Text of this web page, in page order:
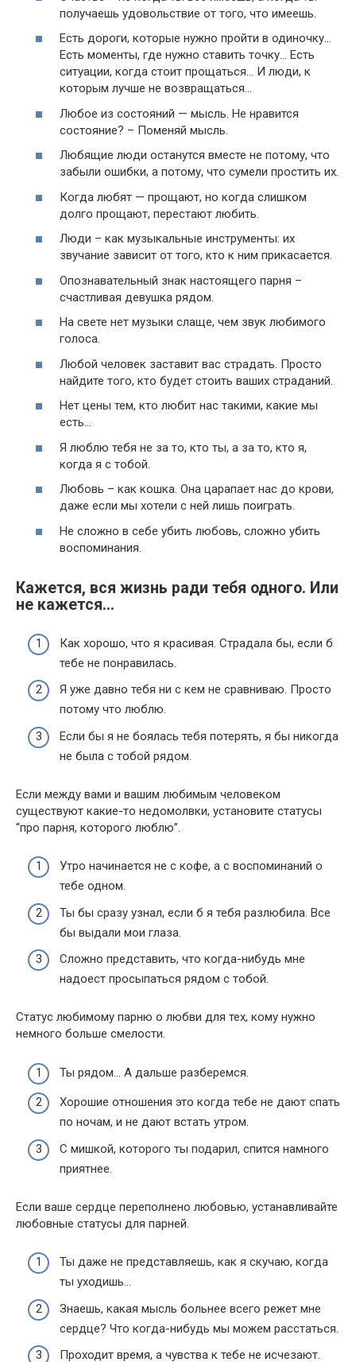
получаешь удовольствие от того, что имеешь.
Есть дороги, которые нужно пройти в одиночку…
Есть моменты, где нужно ставить точку… Есть
ситуации, когда стоит прощаться… И люди, к
которым лучше не возвращаться…
Любое из состояний — мысль. Не нравится
состояние? – Поменяй мысль.
Любящие люди останутся вместе не потому, что
забыли ошибки, а потому, что сумели простить их.
Когда любят — прощают, но когда слишком
долго прощают, перестают любить.
Люди – как музыкальные инструменты: их
звучание зависит от того, кто к ним прикасается.
Опознавательный знак настоящего парня –
счастливая девушка рядом.
На свете нет музыки слаще, чем звук любимого
голоса.
Любой человек заставит вас страдать. Просто
найдите того, кто будет стоить ваших страданий.
Нет цены тем, кто любит нас такими, какие мы
есть…
Я люблю тебя не за то, кто ты, а за то, кто я,
когда я с тобой.
Любовь – как кошка. Она царапает нас до крови,
даже если мы хотели с ней лишь поиграть.
Не сложно в себе убить любовь, сложно убить
воспоминания.
Кажется, вся жизнь ради тебя одного. Или
не кажется…
Как хорошо, что я красивая. Страдала бы, если б
тебе не понравилась.
Я уже давно тебя ни с кем не сравниваю. Просто
потому что люблю.
Если бы я не боялась тебя потерять, я бы никогда
не была с тобой рядом.
Если между вами и вашим любимым человеком
существуют какие-то недомолвки, установите статусы
“про парня, которого люблю”.
Утро начинается не с кофе, а с воспоминаний о
тебе одном.
Ты бы сразу узнал, если б я тебя разлюбила. Все
бы выдали мои глаза.
Сложно представить, что когда-нибудь мне
надоест просыпаться рядом с тобой.
Статус любимому парню о любви для тех, кому нужно
немного больше смелости.
Ты рядом… А дальше разберемся.
Хорошие отношения это когда тебе не дают спать
по ночам, и не дают встать утром.
С мишкой, которого ты подарил, спится намного
приятнее.
Если ваше сердце переполнено любовью, устанавливайте
любовные статусы для парней.
Ты даже не представляешь, как я скучаю, когда
ты уходишь…
Знаешь, какая мысль больнее всего режет мне
сердце? Что когда-нибудь мы можем расстаться.
Проходит время, а чувства к тебе не исчезают.